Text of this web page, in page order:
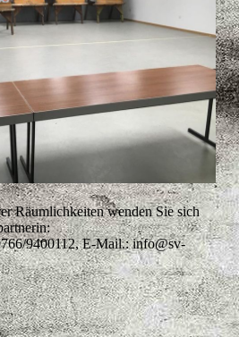
Räumlichkeiten wenden Sie sich
9400112, E-Mail.: info@sv-